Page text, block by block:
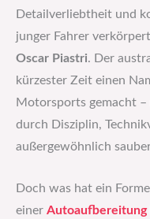
Detailverliebtheit und
junger Fahrer
Oscar Piastri. Der
kürzester Zeit einen
Motorsports gemacht
durch Disziplin,
außergewöhnlich
Doch was hat ein
einer Autoaufbereitung